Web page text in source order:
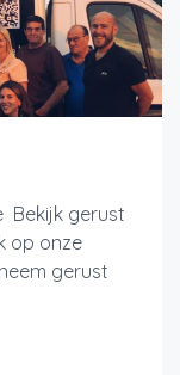
gerust
op onze
gerust